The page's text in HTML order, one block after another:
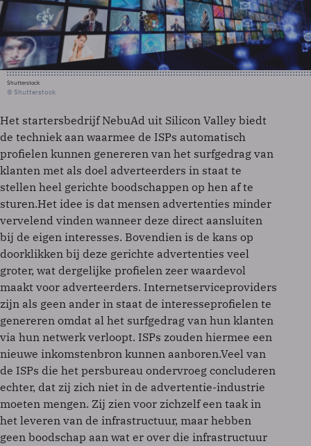
Shutterstock
© Shutterstock
Het startersbedrijf NebuAd uit Silicon Valley biedt
de techniek aan waarmee de ISPs automatisch
profielen kunnen genereren van het surfgedrag van
klanten met als doel adverteerders in staat te
stellen heel gerichte boodschappen op hen af te
sturen.Het idee is dat mensen advertenties minder
vervelend vinden wanneer deze direct aansluiten
bij de eigen interesses. Bovendien is de kans op
doorklikken bij deze gerichte advertenties veel
groter, wat dergelijke profielen zeer waardevol
maakt voor adverteerders. Internetserviceproviders
zijn als geen ander in staat de interesseprofielen te
genereren omdat al het surfgedrag van hun klanten
via hun netwerk verloopt. ISPs zouden hiermee een
nieuwe inkomstenbron kunnen aanboren.Veel van
de ISPs die het persbureau ondervroeg concluderen
echter, dat zij zich niet in de advertentie-industrie
moeten mengen. Zij zien voor zichzelf een taak in
het leveren van de infrastructuur, maar hebben
geen boodschap aan wat er over die infrastructuur